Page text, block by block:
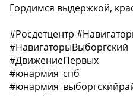
Гордимся выдержкой,
#Росдетцентр
#НавигаторыВыборгский
#ДвижениеПервых
#юнармия_спб